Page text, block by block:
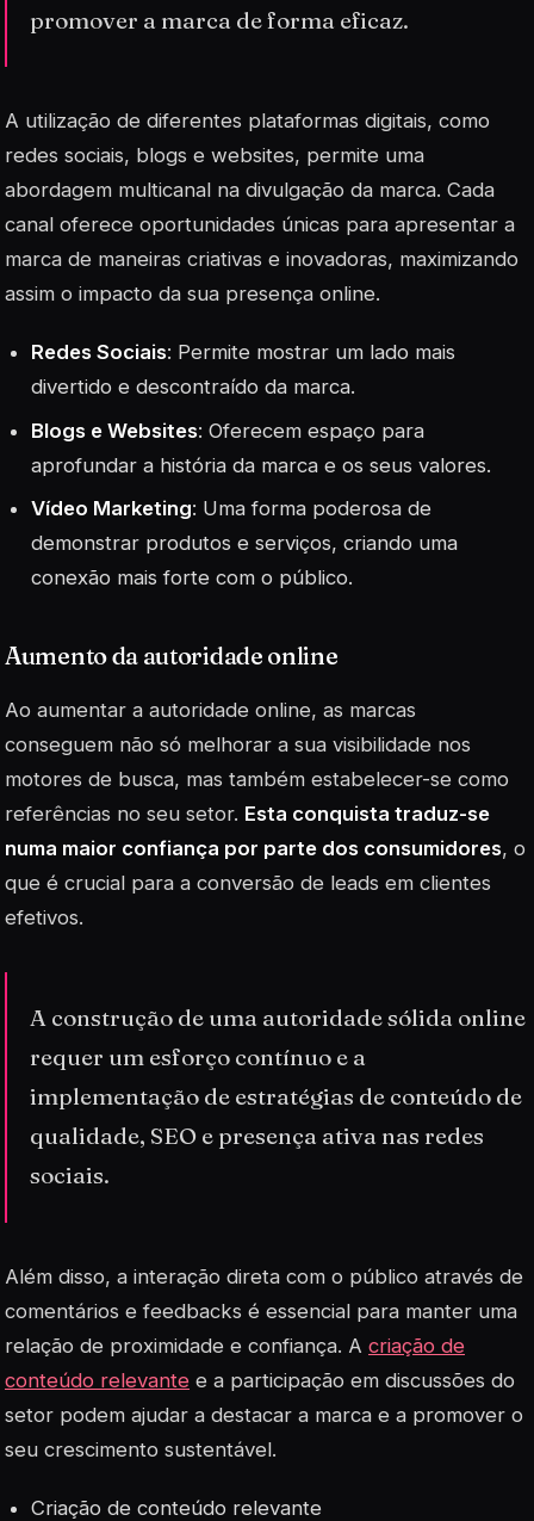
promover a marca de forma eficaz.
A utilização de diferentes plataformas digitais, como
redes sociais, blogs e websites, permite uma
abordagem multicanal na divulgação da marca. Cada
canal oferece oportunidades únicas para apresentar a
marca de maneiras criativas e inovadoras, maximizando
assim o impacto da sua presença online.
Redes Sociais: Permite mostrar um lado mais
divertido e descontraído da marca.
Blogs e Websites: Oferecem espaço para
aprofundar a história da marca e os seus valores.
Vídeo Marketing: Uma forma poderosa de
demonstrar produtos e serviços, criando uma
conexão mais forte com o público.
Aumento da autoridade online
Ao aumentar a autoridade online, as marcas
conseguem não só melhorar a sua visibilidade nos
motores de busca, mas também estabelecer-se como
referências no seu setor. Esta conquista traduz-se
numa maior confiança por parte dos consumidores, o
que é crucial para a conversão de leads em clientes
efetivos.
A construção de uma autoridade sólida online
requer um esforço contínuo e a
implementação de estratégias de conteúdo de
qualidade, SEO e presença ativa nas redes
sociais.
Além disso, a interação direta com o público através de
comentários e feedbacks é essencial para manter uma
relação de proximidade e confiança. A criação de
conteúdo relevante e a participação em discussões do
setor podem ajudar a destacar a marca e a promover o
seu crescimento sustentável.
Criação de conteúdo relevante